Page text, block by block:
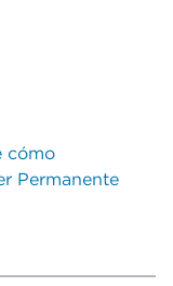
cómo
Permanente